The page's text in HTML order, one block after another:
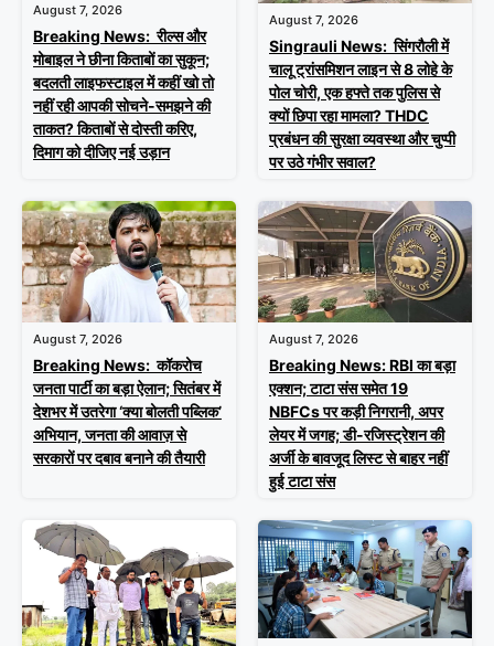
August 7, 2026
Breaking News: रील्स और
मोबाइल ने छीना किताबों का सुकून;
बदलती लाइफस्टाइल में कहीं खो तो
नहीं रही आपकी सोचने-समझने की
ताकत? किताबों से दोस्ती करिए,
दिमाग को दीजिए नई उड़ान
August 7, 2026
Singrauli News: सिंगरौली में
चालू ट्रांसमिशन लाइन से 8 लोहे के
पोल चोरी, एक हफ्ते तक पुलिस से
क्यों छिपा रहा मामला? THDC
प्रबंधन की सुरक्षा व्यवस्था और चुप्पी
पर उठे गंभीर सवाल?
August 7, 2026
Breaking News: कॉकरोच
जनता पार्टी का बड़ा ऐलान; सितंबर में
देशभर में उतरेगा ‘क्या बोलती पब्लिक’
अभियान, जनता की आवाज़ से
सरकारों पर दबाव बनाने की तैयारी
August 7, 2026
Breaking News: RBI का बड़ा
एक्शन; टाटा संस समेत 19
NBFCs पर कड़ी निगरानी, अपर
लेयर में जगह; डी-रजिस्ट्रेशन की
अर्जी के बावजूद लिस्ट से बाहर नहीं
हुई टाटा संस